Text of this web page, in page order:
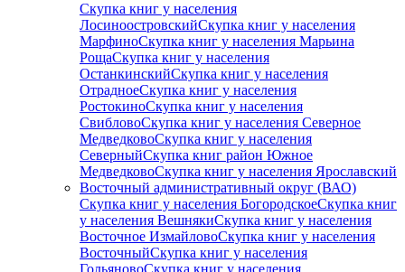
Скупка книг у населения
ЛосиноостровскийСкупка книг у населения
МарфиноСкупка книг у населения Марьина
РощаСкупка книг у населения
ОстанкинскийСкупка книг у населения
ОтрадноеСкупка книг у населения
РостокиноСкупка книг у населения
СвибловоСкупка книг у населения Северное
МедведковоСкупка книг у населения
СеверныйСкупка книг район Южное
МедведковоСкупка книг у населения Ярославский
Восточный административный округ (ВАО)
Скупка книг у населения БогородскоеСкупка книг
у населения ВешнякиСкупка книг у населения
Восточное ИзмайловоСкупка книг у населения
ВосточныйСкупка книг у населения
ГольяновоСкупка книг у населения